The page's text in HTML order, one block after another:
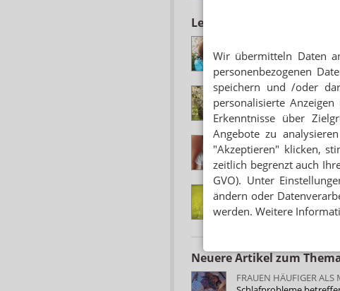
Wir übermitteln Daten
personenbezogenen
speichern und /oder
personalisierte
Erkenntnisse über
Angebote zu
"Akzeptieren" klicken,
zeitlich begrenzt auch
GVO). Unter
ändern oder
werden. Weitere
Lesen Sie auch
Allegra: Sanofi bringt
EINNAHME OHNE
Allegra: Bilastin als
ANTIHISTAMINIKA
Allegra schmilzt für
HEUSCHNUPFEN
Azelastin/Fluticason:
Neuere Artikel zum
FRAUEN HÄUFIGER ALS